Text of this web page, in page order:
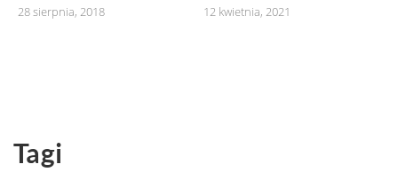
28 sierpnia, 2018 12 kwietnia, 2021
Tagi